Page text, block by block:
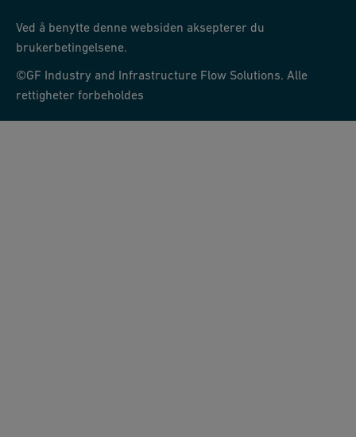
Ved å benytte denne websiden aksepterer du
brukerbetingelsene.
©GF Industry and Infrastructure Flow Solutions. Alle
rettigheter forbeholdes